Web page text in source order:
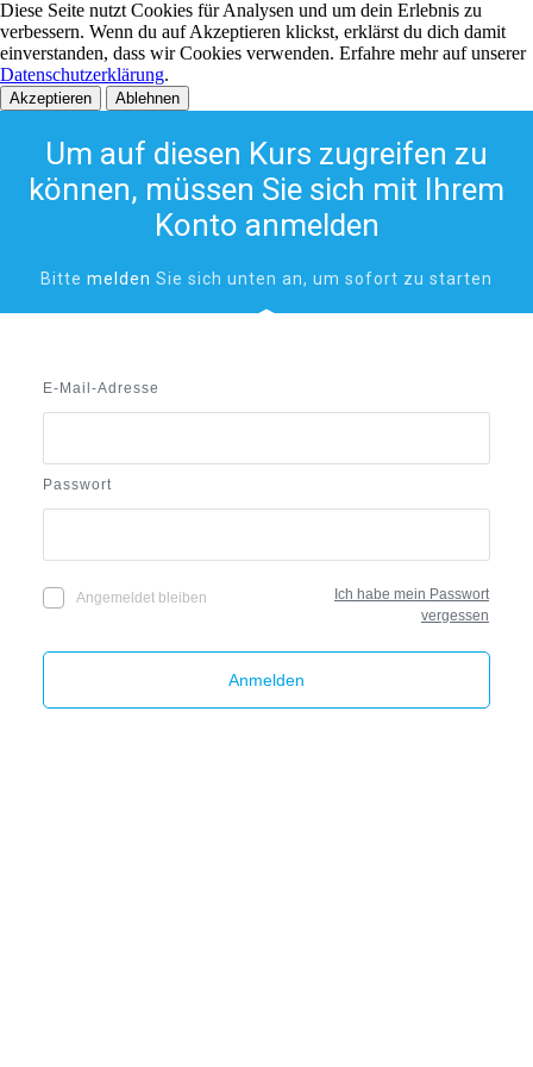
Diese Seite nutzt Cookies für Analysen und um dein Erlebnis zu
verbessern. Wenn du auf Akzeptieren klickst, erklärst du dich damit
einverstanden, dass wir Cookies verwenden. Erfahre mehr auf unserer
Datenschutzerklärung.
Akzeptieren Ablehnen
Um auf diesen Kurs zugreifen zu
können, müssen Sie sich mit Ihrem
Konto anmelden
Bitte melden Sie sich unten an, um sofort zu starten
E-Mail-Adresse
Passwort
Angemeldet bleiben
Ich habe mein Passwort
vergessen
Anmelden